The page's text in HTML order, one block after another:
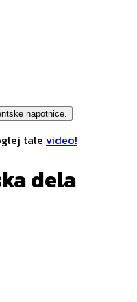
napotnice.
tale video!
dela